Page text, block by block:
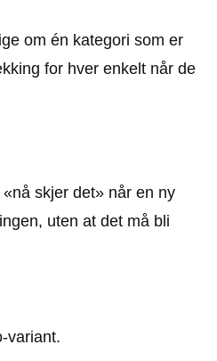
om én kategori som er
for hver enkelt når de
skjer det» når en ny
uten at det må bli
variant.